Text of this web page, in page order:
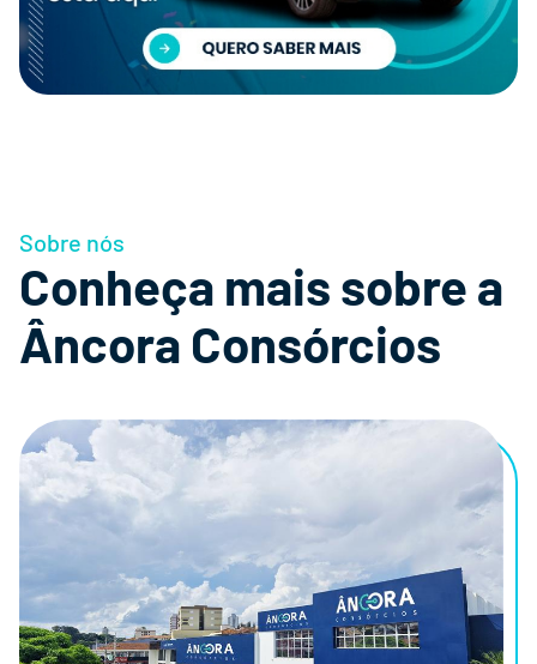
Sobre nós
Conheça mais sobre a
Âncora Consórcios